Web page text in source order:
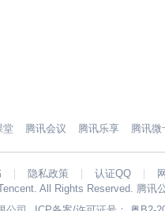
堂 腾讯会议 腾讯乐享 腾讯微
隐私政策 认证QQ
All Rights Reserved. 腾讯